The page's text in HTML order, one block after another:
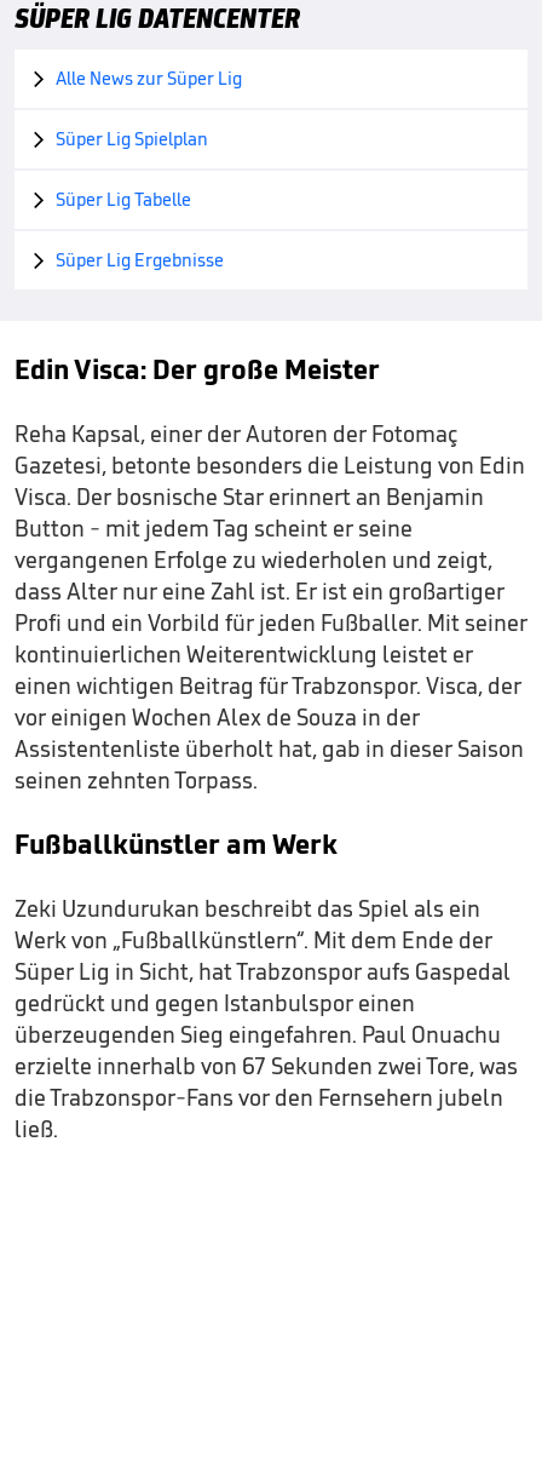
SÜPER LIG DATENCENTER
 Alle News zur Süper Lig
 Süper Lig Spielplan
 Süper Lig Tabelle
 Süper Lig Ergebnisse
Edin Visca: Der große Meister
Reha Kapsal, einer der Autoren der Fotomaç
Gazetesi, betonte besonders die Leistung von Edin
Visca. Der bosnische Star erinnert an Benjamin
Button - mit jedem Tag scheint er seine
vergangenen Erfolge zu wiederholen und zeigt,
dass Alter nur eine Zahl ist. Er ist ein großartiger
Profi und ein Vorbild für jeden Fußballer. Mit seiner
kontinuierlichen Weiterentwicklung leistet er
einen wichtigen Beitrag für Trabzonspor. Visca, der
vor einigen Wochen Alex de Souza in der
Assistentenliste überholt hat, gab in dieser Saison
seinen zehnten Torpass.
Fußballkünstler am Werk
Zeki Uzundurukan beschreibt das Spiel als ein
Werk von „Fußballkünstlern“. Mit dem Ende der
Süper Lig in Sicht, hat Trabzonspor aufs Gaspedal
gedrückt und gegen Istanbulspor einen
überzeugenden Sieg eingefahren. Paul Onuachu
erzielte innerhalb von 67 Sekunden zwei Tore, was
die Trabzonspor-Fans vor den Fernsehern jubeln
ließ.